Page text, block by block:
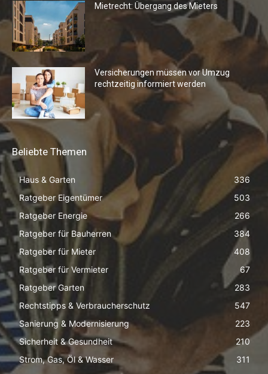
Mietrecht: Übergang des Mieters
Versicherungen müssen vor Umzug
rechtzeitig informiert werden
Beliebte Themen
Haus & Garten
336
Ratgeber Eigentümer
503
Ratgeber Energie
266
Ratgeber für Bauherren
384
Ratgeber für Mieter
408
Ratgeber für Vermieter
67
Ratgeber Garten
283
Rechtstipps & Verbraucherschutz
547
Sanierung & Modernisierung
223
Sicherheit & Gesundheit
210
Strom, Gas, Öl & Wasser
311